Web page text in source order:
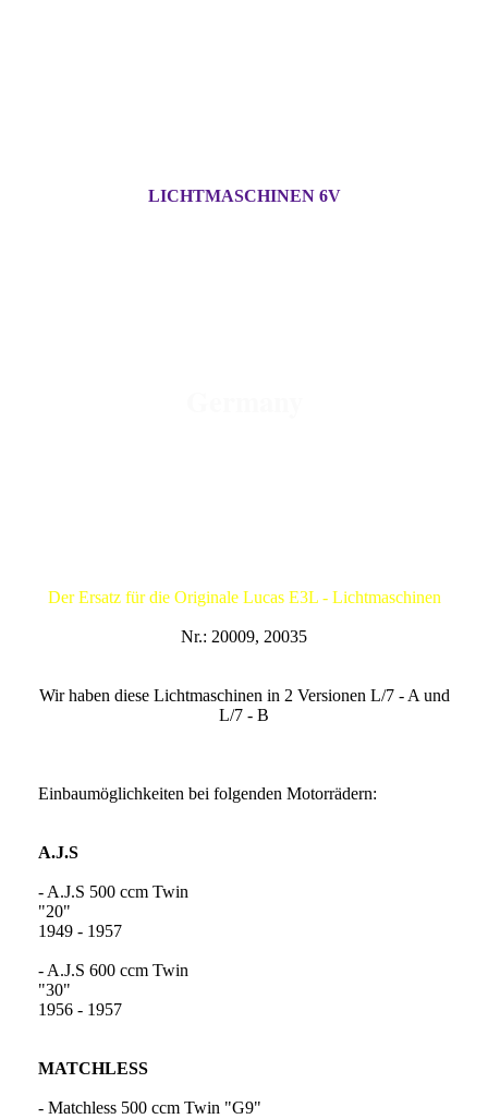
LICHTMASCHINEN 6V
Der Ersatz für die Originale Lucas E3L - Lichtmaschinen
Nr.: 20009, 20035
Wir haben diese Lichtmaschinen in 2 Versionen L/7 - A und
L/7 - B
Einbaumöglichkeiten bei folgenden Motorrädern:
A.J.S
- A.J.S 500 ccm Twin
1949 - 1957
- A.J.S 600 ccm Twin
1956 - 1957
MATCHLESS
- Matchless 500 ccm Twin "G9"